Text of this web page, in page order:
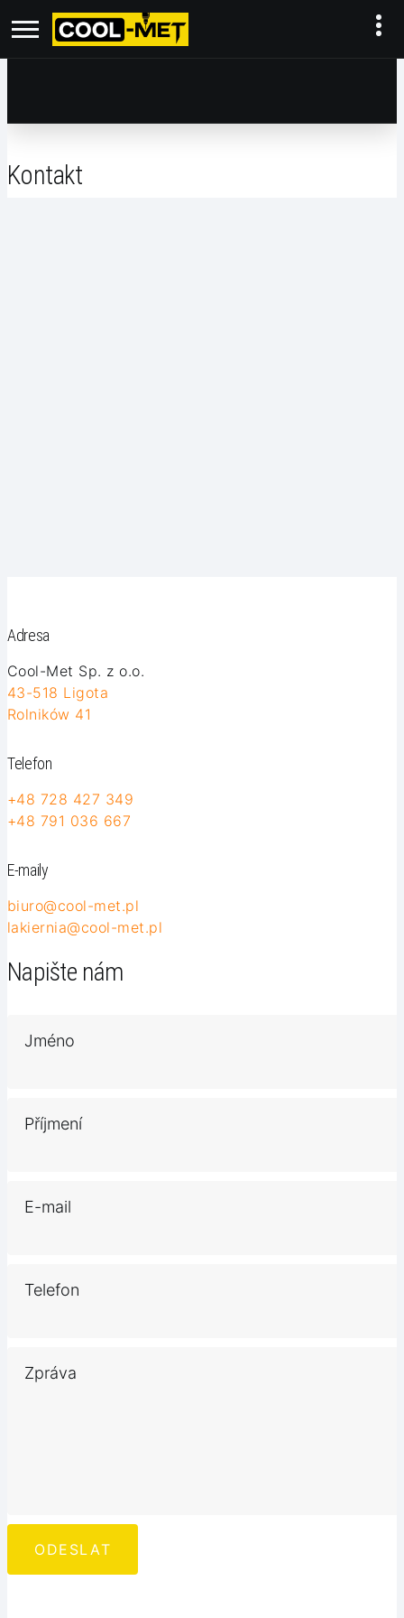
Kontakt
Adresa
Cool-Met Sp. z o.o.
43-518 Ligota
Rolników 41
Telefon
+48 728 427 349
+48 791 036 667
E-maily
biuro@cool-met.pl
lakiernia@cool-met.pl
Napište nám
Jméno
Příjmení
E-mail
Telefon
Zpráva
ODESLAT